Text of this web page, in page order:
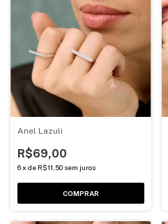
Anel Lazuli
R$69,00
6x de R$11,50 sem juros
COMPRAR